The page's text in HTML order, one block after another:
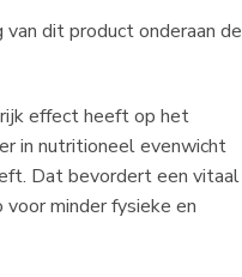
dit product onderaan de
effect heeft op het
in nutritioneel evenwicht
Dat bevordert een vitaal
minder fysieke en